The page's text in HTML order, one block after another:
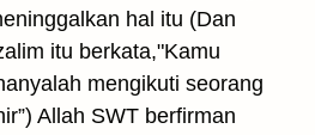
hal itu (Dan
itu berkata,"Kamu
mengikuti seorang
Allah SWT berfirman